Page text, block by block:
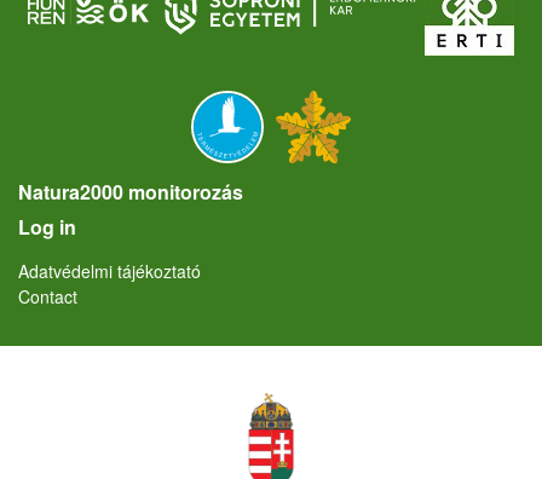
Natura2000 monitorozás
User account menu
Log in
Lábléc
Adatvédelmi tájékoztató
Contact